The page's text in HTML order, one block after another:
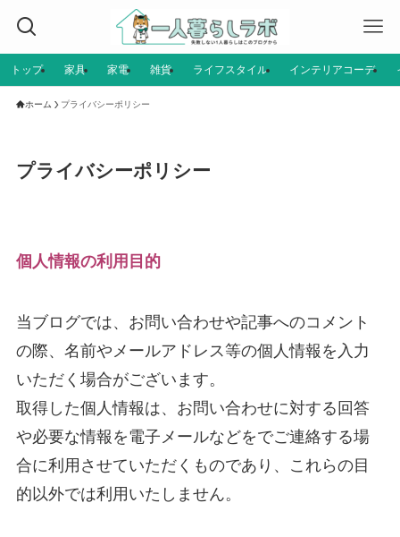
トップ 家具 家電 雑貨 ライフスタイル インテリアコーデ
ホーム プライバシーポリシー
プライバシーポリシー
個人情報の利用目的
当ブログでは、お問い合わせや記事へのコメント
の際、名前やメールアドレス等の個人情報を入力
いただく場合がございます。
取得した個人情報は、お問い合わせに対する回答
や必要な情報を電子メールなどをでご連絡する場
合に利用させていただくものであり、これらの目
的以外では利用いたしません。